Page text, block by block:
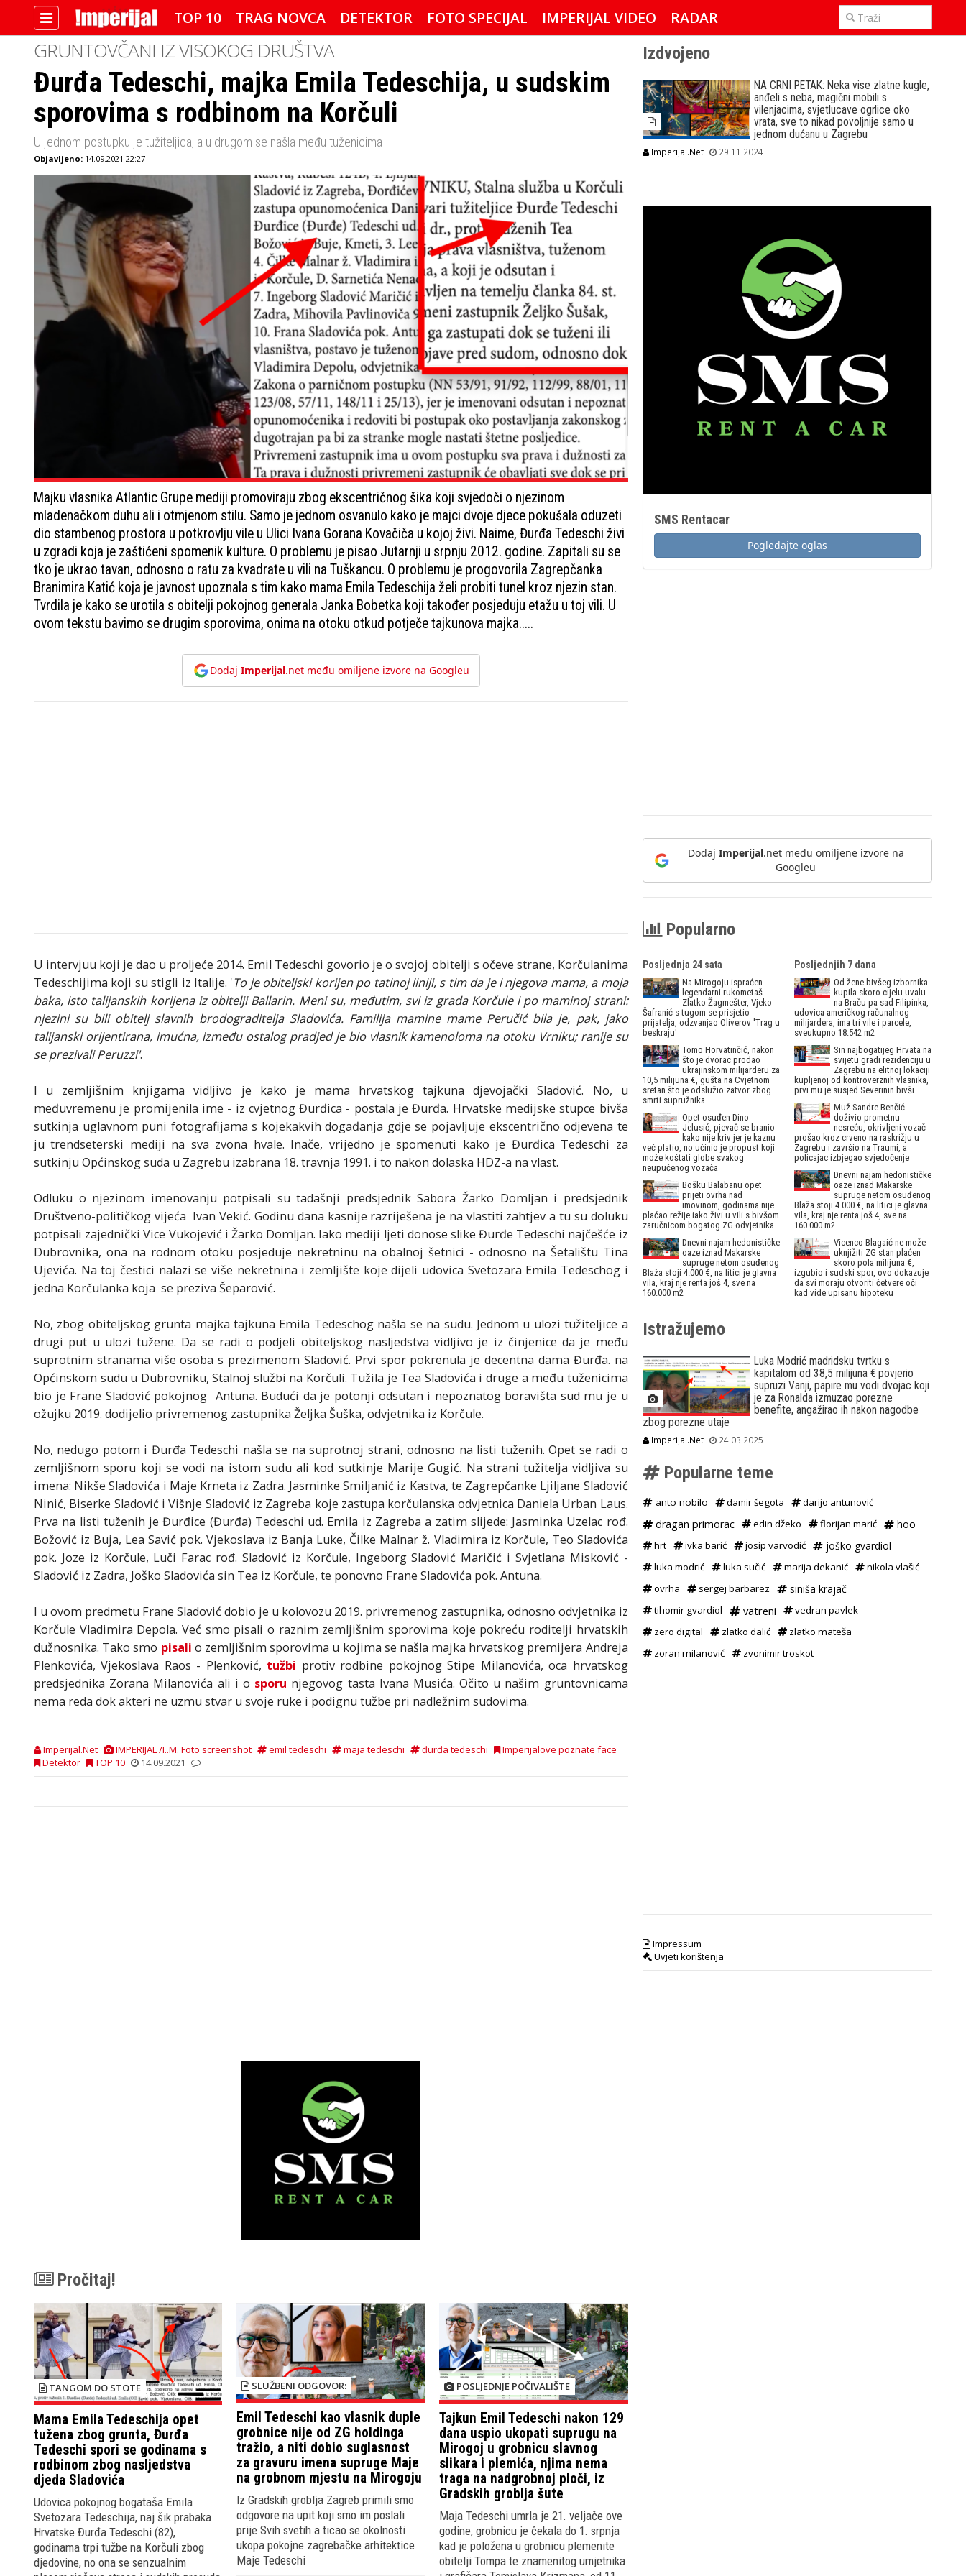
TOP 10 TRAG NOVCA DETEKTOR FOTO SPECIJAL IMPERIJAL VIDEO
RADAR
IMPERIJALOVE POZNATE FACE
GRUNTOVČANI IZ VISOKOG DRUŠTVA
Đurđa Tedeschi, majka Emila Tedeschija, u sudskim
sporovima s rodbinom na Korčuli
U jednom postupku je tužiteljica, a u drugom se našla među tuženicima
Objavljeno: 14.09.2021 22:27
Majku vlasnika Atlantic Grupe mediji promoviraju zbog ekscentričnog šika koji svjedoči o njezinom
mladenačkom duhu ali i otmjenom stilu. Samo je jednom osvanulo kako je majci dvoje djece pokušala oduzeti
dio stambenog prostora u potkrovlju vile u Ulici Ivana Gorana Kovačiča u kojoj živi. Naime, Đurđa Tedeschi živi
u zgradi koja je zaštićeni spomenik kulture. O problemu je pisao Jutarnji u srpnju 2012. godine. Zapitali su se
tko je ukrao tavan, odnosno o ratu za kvadrate u vili na Tuškancu. O problemu je progovorila Zagrepčanka
Branimira Katić koja je javnost upoznala s tim kako mama Emila Tedeschija želi probiti tunel kroz njezin stan.
Tvrdila je kako se urotila s obitelji pokojnog generala Janka Bobetka koji također posjeduju etažu u toj vili. U
ovom tekstu bavimo se drugim sporovima, onima na otoku otkud potječe tajkunova majka.....
Dodaj Imperijal.net među omiljene izvore na Googleu
U intervjuu koji je dao u proljeće 2014. Emil Tedeschi govorio je o svojoj obitelji s očeve strane, Korčulanima
Tedeschijima koji su stigli iz Italije. 'To je obiteljski korijen po tatinoj liniji, s tim da je i njegova mama, a moja
baka, isto talijanskih korijena iz obitelji Ballarin. Meni su, međutim, svi iz grada Korčule i po maminoj strani:
njezini su bili obitelj slavnih brodograditelja Sladovića. Familija mamine mame Peručić bila je, pak, jako
talijanski orijentirana, imućna, između ostalog pradjed je bio vlasnik kamenoloma na otoku Vrniku; ranije su
se prezivali Peruzzi'.
I u zemljišnim knjigama vidljivo je kako je mama hrvatskog tajkuna djevojački Sladović. No, u
međuvremenu je promijenila ime - iz cvjetnog Đurđica - postala je Đurđa. Hrvatske medijske stupce bivša
sutkinja uglavnom puni fotografijama s kojekakvih događanja gdje se pojavljuje ekscentrično odjevena te
ju trendseterski mediji na sva zvona hvale. Inače, vrijedno je spomenuti kako je Đurđica Tedeschi za
sutkinju Općinskog suda u Zagrebu izabrana 18. travnja 1991. i to nakon dolaska HDZ-a na vlast.
Odluku o njezinom imenovanju potpisali su tadašnji predsjednik Sabora Žarko Domljan i predsjednik
Društveno-političkog vijeća Ivan Vekić. Godinu dana kasnije razriješena je na vlastiti zahtjev a tu su doluku
potpisali zajednički Vice Vukojević i Žarko Domljan. Iako mediji ljeti donose slike Đurđe Tedeschi najčešće iz
Dubrovnika, ona na rodnom otoku posjeduje nekretninu na obalnoj šetnici - odnosno na Šetalištu Tina
Ujevića. Na toj čestici nalazi se više nekretnina i zemljište koje dijeli udovica Svetozara Emila Tedeschog i
jedna Korčulanka koja se preziva Šeparović.
No, zbog obiteljskog grunta majka tajkuna Emila Tedeschog našla se na sudu. Jednom u ulozi tužiteljice a
drugi put u ulozi tužene. Da se radi o podjeli obiteljskog nasljedstva vidljivo je iz činjenice da je među
suprotnim stranama više osoba s prezimenom Sladović. Prvi spor pokrenula je decentna dama Đurđa. na
Općinskom sudu u Dubrovniku, Stalnoj službi na Korčuli. Tužila je Tea Sladovića i druge a među tuženicima
bio je Frane Sladović pokojnog Antuna. Budući da je potonji odsutan i nepoznatog boravišta sud mu je u
ožujku 2019. dodijelio privremenog zastupnika Željka Šuška, odvjetnika iz Korčule.
No, nedugo potom i Đurđa Tedeschi našla se na suprotnoj strani, odnosno na listi tuženih. Opet se radi o
zemljišnom sporu koji se vodi na istom sudu ali kod sutkinje Marije Gugić. Na strani tužitelja vidljiva su
imena: Nikše Sladovića i Maje Krneta iz Zadra. Jasminke Smiljanić iz Kastva, te Zagrepčanke Ljiljane Sladović
Ninić, Biserke Sladović i Višnje Sladović iz Zagreba koje zastupa korčulanska odvjetnica Daniela Urban Laus.
Prva na listi tuženih je Đurđice (Đurđa) Tedeschi ud. Emila iz Zagreba a zatim slijede: Jasminka Uzelac rođ.
Božović iz Buja, Lea Savić pok. Vjekoslava iz Banja Luke, Čilke Malnar ž. Vladimira iz Korčule, Teo Sladovića
pok. Joze iz Korčule, Luči Farac rođ. Sladović iz Korčule, Ingeborg Sladović Maričić i Svjetlana Misković -
Sladović iz Zadra, Joško Sladovića sin Tea iz Korčule, te ponovno Frane Sladovića pok. Antuna.
I u ovom predmetu Frane Sladović dobio je u kolovozu 2019. privremenog zastupnika, odnosno odvjetnika iz
Korčule Vladimira Depola. Već smo pisali o raznim zemljišnim sporovima koje pokreću roditelji hrvatskih
dužnosnika. Tako smo pisali o zemljišnim sporovima u kojima se našla majka hrvatskog premijera Andreja
Plenkovića, Vjekoslava Raos - Plenković, tužbi protiv rodbine pokojnog Stipe Milanovića, oca hrvatskog
predsjednika Zorana Milanovića ali i o sporu njegovog tasta Ivana Musića. Očito u našim gruntovnicama
nema reda dok akteri ne uzmu stvar u svoje ruke i podignu tužbe pri nadležnim sudovima.
Imperijal.Net IMPERIJAL /I..M. Foto screenshot emil tedeschi maja tedeschi đurđa tedeschi
Imperijalove poznate face
Detektor
TOP 10 14.09.2021
Pročitaj!
TANGOM DO STOTE
Mama Emila Tedeschija opet
tužena zbog grunta, Đurđa
Tedeschi spori se godinama s
rodbinom zbog nasljedstva
djeda Sladovića
Udovica pokojnog bogataša Emila
Svetozara Tedeschija, naj šik prabaka
Hrvatske Đurđa Tedeschi (82),
godinama trpi tužbe na Korčuli zbog
djedovine, no ona se senzualnim
SLUŽBENI ODGOVOR:
Emil Tedeschi kao vlasnik duple
grobnice nije od ZG holdinga
tražio, a niti dobio suglasnost
za gravuru imena supruge Maje
na grobnom mjestu na Mirogoju
Iz Gradskih groblja Zagreb primili smo
odgovore na upit koji smo im poslali
prije Svih svetih a ticao se okolnosti
ukopa pokojne zagrebačke arhitektice
Maje Tedeschi
POSLJEDNJE POČIVALIŠTE
Tajkun Emil Tedeschi nakon 129
dana uspio ukopati suprugu na
Mirogoj u grobnicu slavnog
slikara i plemića, njima nema
traga na nadgrobnoj ploči, iz
Gradskih groblja šute
Maja Tedeschi umrla je 21. veljače ove
godine, grobnicu je čekala do 1. srpnja
kad je položena u grobnicu plemenite
obitelji Tompa te znamenitog umjetnika
Izdvojeno
NA CRNI PETAK: Neka vise zlatne kugle,
anđeli s neba, magični mobili s
vilenjacima, svjetlucave ogrlice oko
vrata, sve to nikad povoljnije samo u
jednom dućanu u Zagrebu
Imperijal.Net 29.11.2024
SMS Rentacar
Pogledajte oglas
Dodaj Imperijal.net među omiljene izvore na
Googleu
Popularno
Posljednja 24 sata
Na Mirogoju ispraćen
legendarni rukometaš
Zlatko Žagmešter, Vjeko
Šafranić s tugom se prisjetio
prijatelja, odzvanjao Oliverov 'Trag u
beskraju'
Tomo Horvatinčić, nakon
što je dvorac prodao
ukrajinskom milijarderu za
10,5 milijuna €, gušta na Cvjetnom
sretan što je odslužio zatvor zbog
smrti supružnika
Opet osuđen Dino
Jelusić, pjevač se branio
kako nije kriv jer je kaznu
već platio, no učinio je propust koji
može koštati globe svakog
neupućenog vozača
Bošku Balabanu opet
prijeti ovrha nad
imovinom, godinama nije
plaćao režije iako živi u vili s bivšom
zaručnicom bogatog ZG odvjetnika
Dnevni najam hedonističke
oaze iznad Makarske
supruge netom osuđenog
Blaža stoji 4.000 €, na litici je glavna
vila, kraj nje renta još 4, sve na
160.000 m2
Posljednjih 7 dana
Od žene bivšeg izbornika
kupila skoro cijelu uvalu
na Braču pa sad Filipinka,
udovica američkog računalnog
milijardera, ima tri vile i parcele,
sveukupno 18.542 m2
Sin najbogatijeg Hrvata na
svijetu gradi rezidenciju u
Zagrebu na elitnoj lokaciji
kupljenoj od kontroverznih vlasnika,
prvi mu je susjed Severinin bivši
Muž Sandre Benčić
doživio prometnu
nesreću, okrivljeni vozač
prošao kroz crveno na raskrižju u
Zagrebu i završio na Traumi, a
policajac izbjegao svjedočenje
Dnevni najam hedonističke
oaze iznad Makarske
supruge netom osuđenog
Blaža stoji 4.000 €, na litici je glavna
vila, kraj nje renta još 4, sve na
160.000 m2
Vicenco Blagaić ne može
uknjižiti ZG stan plaćen
skoro pola milijuna €,
izgubio i sudski spor, ovo dokazuje
da svi moraju otvoriti četvere oči
kad vide upisanu hipoteku
Istražujemo
Luka Modrić madridsku tvrtku s
kapitalom od 38,5 milijuna € povjerio
supruzi Vanji, papire mu vodi dvojac koji
je za Ronalda izmuzao porezne
benefite, angažirao ih nakon nagodbe
zbog porezne utaje
Imperijal.Net 24.03.2025
Popularne teme
anto nobilo damir šegota darijo antunović
dragan primorac edin džeko florijan marić hoo
hrt ivka barić josip varvodić joško gvardiol
luka modrić luka sučić marija dekanić
nikola vlašić
ovrha
sergej barbarez siniša krajač
tihomir gvardiol vatreni
vedran pavlek
zero digital
zlatko dalić
zlatko mateša
zoran milanović
zvonimir troskot
Impressum
Uvjeti korištenja